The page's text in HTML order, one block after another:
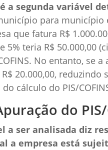
a segunda variável
para município
que fatura R$
5% teria R$ 50.000,00
No entanto, se
20.000,00,
cálculo do PIS/
do PIS/
a ser analisada diz
a empresa está